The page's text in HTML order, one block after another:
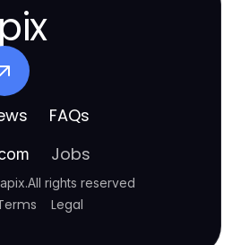
FAQs
Jobs
.All rights reserved
Legal